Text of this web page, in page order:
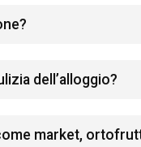
dell’alloggio?
market,